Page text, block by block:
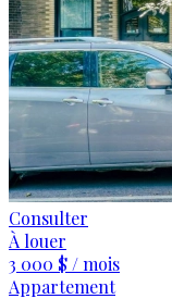
Consulter
À louer
3 000 $ / mois
Appartement